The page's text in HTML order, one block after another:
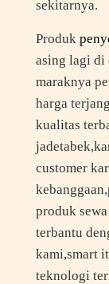
sekitarnya.
Produk
asing lagi di
maraknya
harga
kualitas
customer
produk
terbantu
kami,smart
teknologi